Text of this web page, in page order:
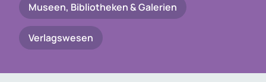
Museen, Bibliotheken & Galerien
Verlagswesen